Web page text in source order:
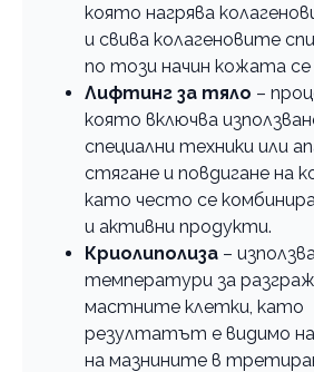
която нагрява
и свива колагеновите
по този начин кожата се
Лифтинг за тяло –
която включва
специални техники или
стягане и повдигане на
като често се
и активни продукти.
Криолиполиза –
температури за
мастните клетки, като
резултатът е видимо
на мазнините в